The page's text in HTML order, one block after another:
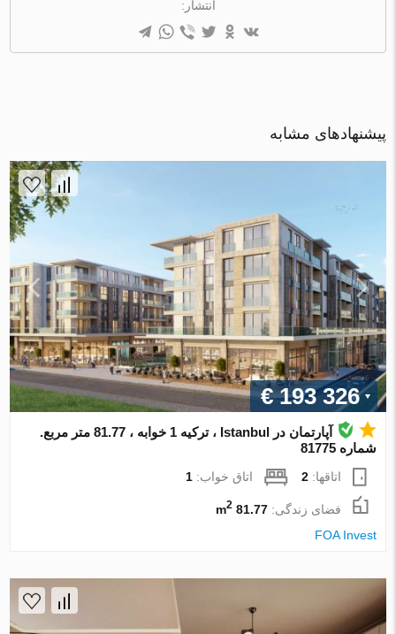
انتشار:
پیشنهادهای مشابه
€ 193 326
آپارتمان در Istanbul ، ترکیه 1 خوابه ، 81.77 متر مربع.
شماره 81775
اتاقها:2 اتاق خواب:1
فضای زندگی:81.77 m
2
FOA Invest